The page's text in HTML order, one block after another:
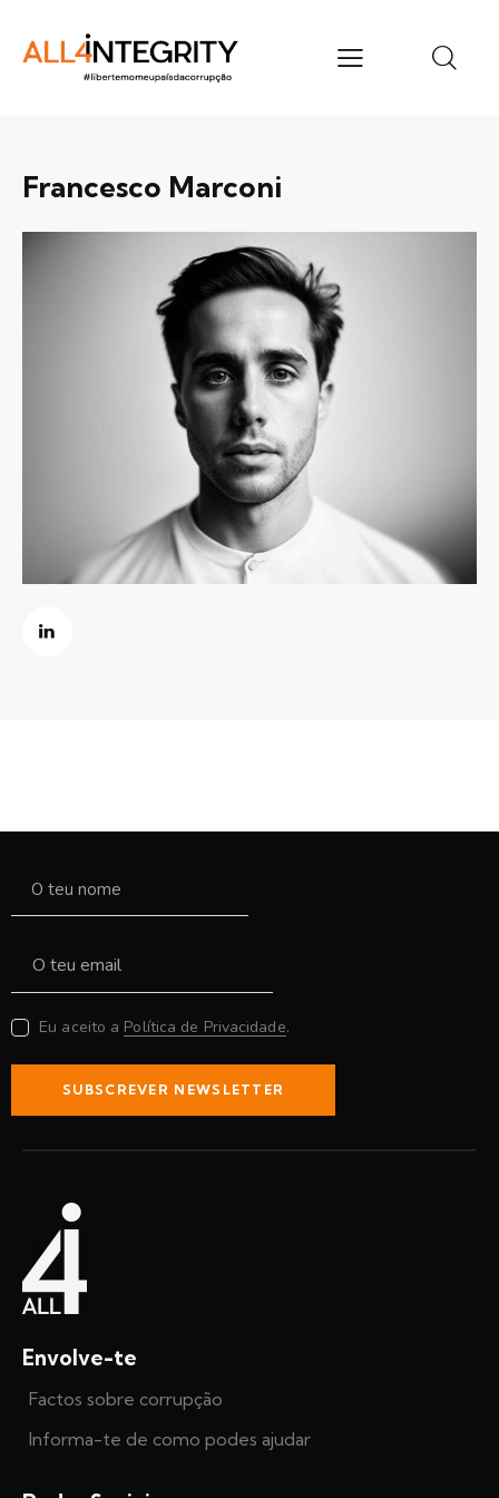
Francesco Marconi
Eu aceito a Política de Privacidade.
SUBSCREVER NEWSLETTER
Envolve-te
Factos sobre corrupção
Informa-te de como podes ajudar